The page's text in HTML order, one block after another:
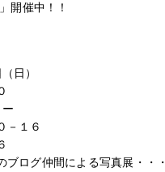
開催中！！
日）
１６
ログ仲間による写真展・・・